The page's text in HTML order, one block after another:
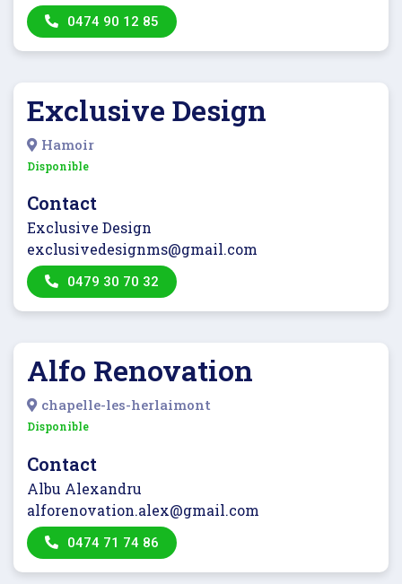
0474 90 12 85
Exclusive Design
Hamoir
Disponible
Contact
Exclusive Design
exclusivedesignms@gmail.com
0479 30 70 32
Alfo Renovation
chapelle-les-herlaimont
Disponible
Contact
Albu Alexandru
alforenovation.alex@gmail.com
0474 71 74 86